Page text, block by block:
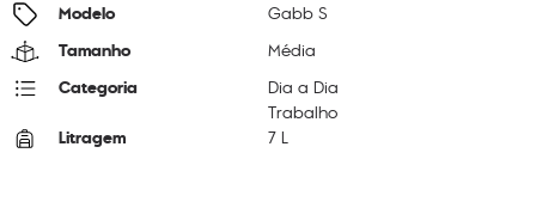
Modelo Gabb S
Tamanho Média
Categoria
Dia a Dia
Trabalho
Litragem 7 L